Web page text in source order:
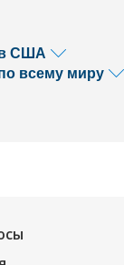
в США
всему миру